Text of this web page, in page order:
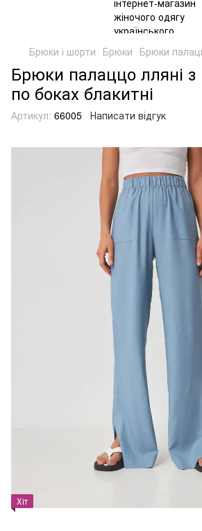
Брюки і шорти Брюки Брюки
Брюки палаццо лляні з
по боках блакитні
Артикул: 66005 Написати відгук
Хіт